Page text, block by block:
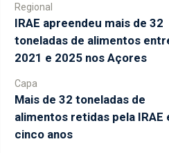
Regional
IRAE apreendeu mais de 32
toneladas de alimentos
2021 e 2025 nos Açores
Capa
Mais de 32 toneladas de
alimentos retidas pela IRAE
cinco anos